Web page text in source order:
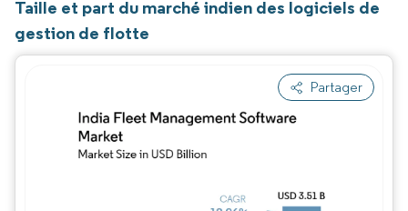
Taille et part du marché indien des logiciels de
gestion de flotte
Partager